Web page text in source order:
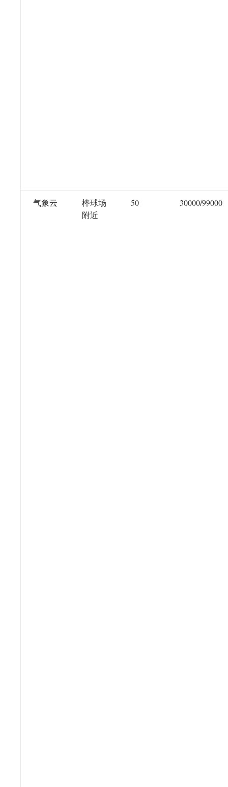
气象云
棒球场
附近
50 30000/99000